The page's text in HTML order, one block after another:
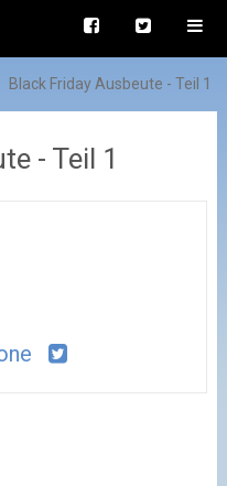
Black Friday Ausbeute - Teil 1
- Teil 1